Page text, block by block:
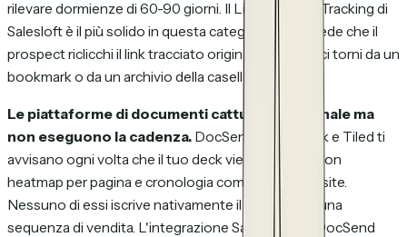
rilevare dormienze di 60-90 giorni. Il Live Website Tracking di
Salesloft è il più solido in questa categoria ma richiede che il
prospect riclicchi il link tracciato originale, non che ci torni da un
bookmark o da un archivio della casella.
Le piattaforme di documenti catturano il segnale ma
non eseguono la cadenza. DocSend, Papermark e Tiled ti
avvisano ogni volta che il tuo deck viene riaperto, con
heatmap per pagina e cronologia completa delle visite.
Nessuno di essi iscrive nativamente il prospect in una
sequenza di vendita. L'integrazione Salesforce di DocSend